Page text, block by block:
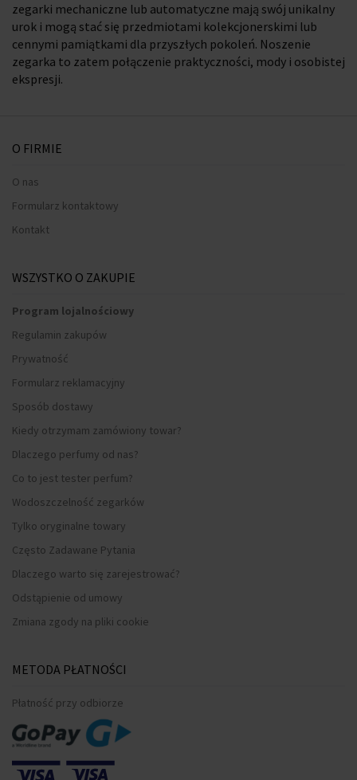
zegarki mechaniczne lub automatyczne mają swój unikalny
urok i mogą stać się przedmiotami kolekcjonerskimi lub
cennymi pamiątkami dla przyszłych pokoleń. Noszenie
zegarka to zatem połączenie praktyczności, mody i osobistej
ekspresji.
O FIRMIE
O nas
Formularz kontaktowy
Kontakt
WSZYSTKO O ZAKUPIE
Program lojalnościowy
Regulamin zakupów
Prywatność
Formularz reklamacyjny
Sposób dostawy
Kiedy otrzymam zamówiony towar?
Dlaczego perfumy od nas?
Co to jest tester perfum?
Wodoszczelność zegarków
Tylko oryginalne towary
Często Zadawane Pytania
Dlaczego warto się zarejestrować?
Odstąpienie od umowy
Zmiana zgody na pliki cookie
METODA PŁATNOŚCI
Płatność przy odbiorze